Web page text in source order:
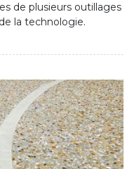
de plusieurs outillages
la technologie.